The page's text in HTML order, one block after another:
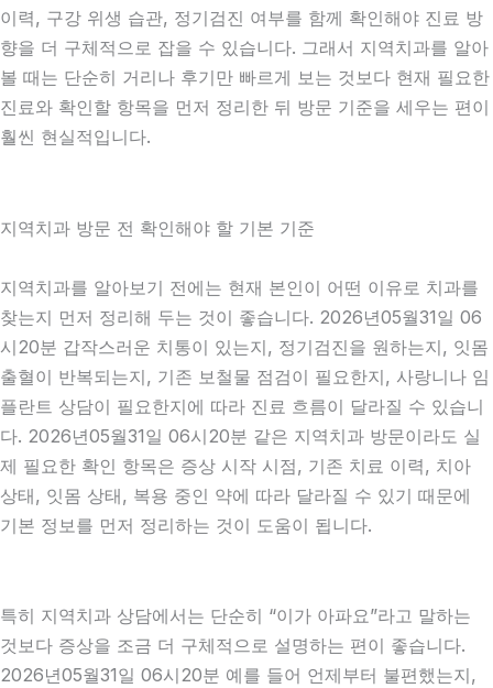
이력, 구강 위생 습관, 정기검진 여부를 함께 확인해야 진료 방
향을 더 구체적으로 잡을 수 있습니다. 그래서 지역치과를 알아
볼 때는 단순히 거리나 후기만 빠르게 보는 것보다 현재 필요한
진료와 확인할 항목을 먼저 정리한 뒤 방문 기준을 세우는 편이
훨씬 현실적입니다.
지역치과 방문 전 확인해야 할 기본 기준
지역치과를 알아보기 전에는 현재 본인이 어떤 이유로 치과를
찾는지 먼저 정리해 두는 것이 좋습니다. 2026년05월31일 06
시20분 갑작스러운 치통이 있는지, 정기검진을 원하는지, 잇몸
출혈이 반복되는지, 기존 보철물 점검이 필요한지, 사랑니나 임
플란트 상담이 필요한지에 따라 진료 흐름이 달라질 수 있습니
다. 2026년05월31일 06시20분 같은 지역치과 방문이라도 실
제 필요한 확인 항목은 증상 시작 시점, 기존 치료 이력, 치아
상태, 잇몸 상태, 복용 중인 약에 따라 달라질 수 있기 때문에
기본 정보를 먼저 정리하는 것이 도움이 됩니다.
특히 지역치과 상담에서는 단순히 “이가 아파요”라고 말하는
것보다 증상을 조금 더 구체적으로 설명하는 편이 좋습니다.
2026년05월31일 06시20분 예를 들어 언제부터 불편했는지,